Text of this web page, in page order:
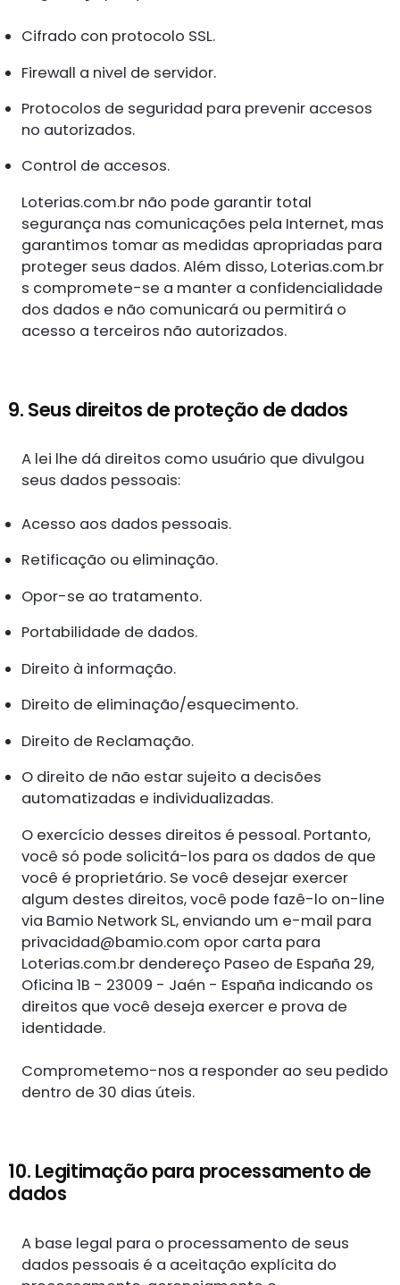
Cifrado con protocolo SSL.
Firewall a nivel de servidor.
Protocolos de seguridad para prevenir accesos
no autorizados.
Control de accesos.
Loterias.com.br não pode garantir total
segurança nas comunicações pela Internet, mas
garantimos tomar as medidas apropriadas para
proteger seus dados. Além disso, Loterias.com.br
s compromete-se a manter a confidencialidade
dos dados e não comunicará ou permitirá o
acesso a terceiros não autorizados.
9. Seus direitos de proteção de dados
A lei lhe dá direitos como usuário que divulgou
seus dados pessoais:
Acesso aos dados pessoais.
Retificação ou eliminação.
Opor-se ao tratamento.
Portabilidade de dados.
Direito à informação.
Direito de eliminação/esquecimento.
Direito de Reclamação.
O direito de não estar sujeito a decisões
automatizadas e individualizadas.
O exercício desses direitos é pessoal. Portanto,
você só pode solicitá-los para os dados de que
você é proprietário. Se você desejar exercer
algum destes direitos, você pode fazê-lo on-line
via Bamio Network SL, enviando um e-mail para
privacidad@bamio.com opor carta para
Loterias.com.br dendereço Paseo de España 29,
Oficina 1B - 23009 - Jaén - España indicando os
direitos que você deseja exercer e prova de
identidade.
Comprometemo-nos a responder ao seu pedido
dentro de 30 dias úteis.
10. Legitimação para processamento de
dados
A base legal para o processamento de seus
dados pessoais é a aceitação explícita do